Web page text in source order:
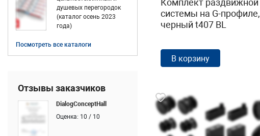
душевых перегородок
(каталог осень 2023
года)
Посмотреть все каталоги
Отзывы заказчиков
DialogConceptHall
Оценка: 10 / 10
Комплект раздвижной
системы на G-профиле,
черный t407 BL
В корзину